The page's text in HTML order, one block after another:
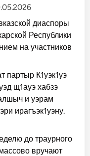
диаспоры
Республики
на участников
партыр К1уэк1уэ
щ1ауэ хабзэ
и уэрам
ирагъэк1уэну.
до траурного
вручают